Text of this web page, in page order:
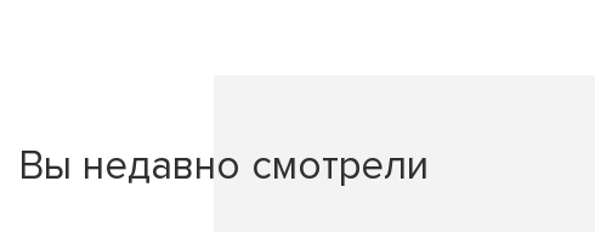
Вы недавно смотрели